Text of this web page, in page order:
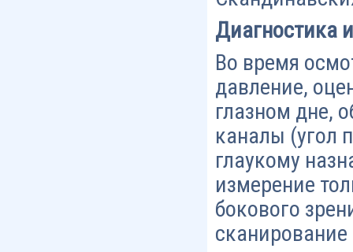
Диагностика
Во время
давление,
глазном дне,
каналы (угол
глаукому
измерение
бокового
сканирование